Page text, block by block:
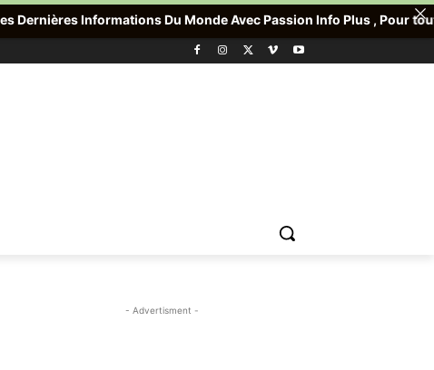
- Advertisment -
Du Monde Avec Passion Info Plus , Pour toute Offre